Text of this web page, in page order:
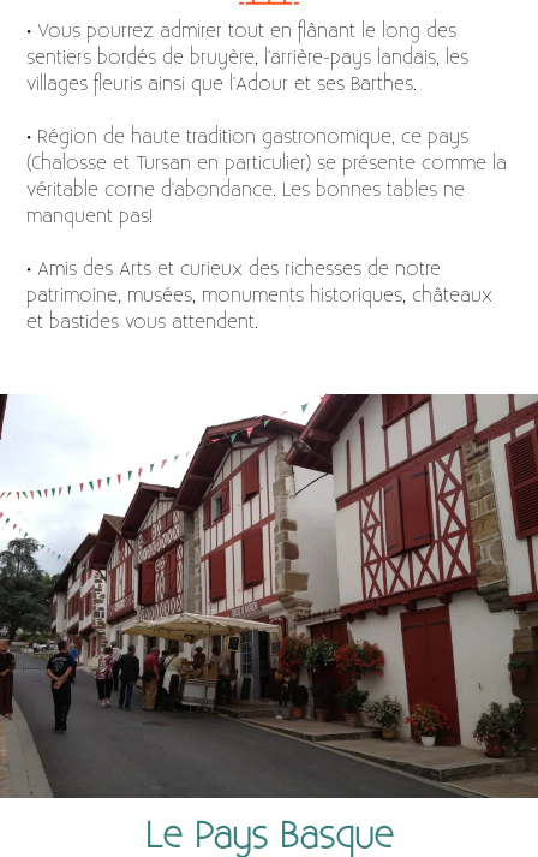
• Vous pourrez admirer tout en flânant le long des
sentiers bordés de bruyère, l'arrière-pays landais, les
villages fleuris ainsi que l'Adour et ses Barthes.
• Région de haute tradition gastronomique, ce pays
(Chalosse et Tursan en particulier) se présente comme la
véritable corne d'abondance. Les bonnes tables ne
manquent pas!
• Amis des Arts et curieux des richesses de notre
patrimoine, musées, monuments historiques, châteaux
et bastides vous attendent.
Le Pays Basque